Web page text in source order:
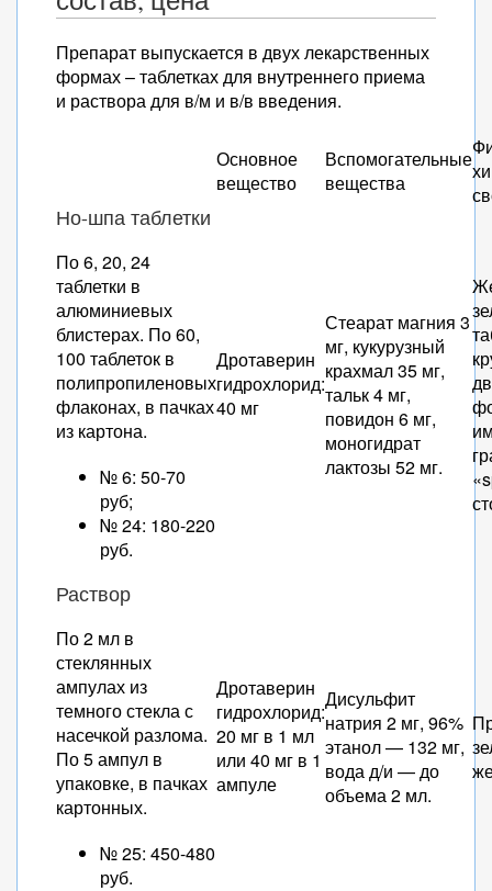
Препарат выпускается в двух лекарственных
формах – таблетках для внутреннего приема
и раствора для в/м и в/в введения.
Основное
вещество
Вспомогательные
вещества
Но-шпа таблетки
По 6, 20, 24
таблетки в
алюминиевых
блистерах. По 60,
100 таблеток в
полипропиленовых
флаконах, в пачках
из картона.
№ 6: 50-70
руб;
№ 24: 180-220
руб.
Дротаверин
гидрохлорид:
40 мг
Стеарат магния 3
мг, кукурузный
крахмал 35 мг,
тальк 4 мг,
повидон 6 мг,
моногидрат
лактозы 52 мг.
Раствор
По 2 мл в
стеклянных
ампулах из
темного стекла с
насечкой разлома.
По 5 ампул в
упаковке, в пачках
картонных.
№ 25: 450-480
руб.
Дротаверин
гидрохлорид:
20 мг в 1 мл
или 40 мг в 1
ампуле
Дисульфит
натрия 2 мг, 96%
этанол — 132 мг,
вода д/и — до
объема 2 мл.